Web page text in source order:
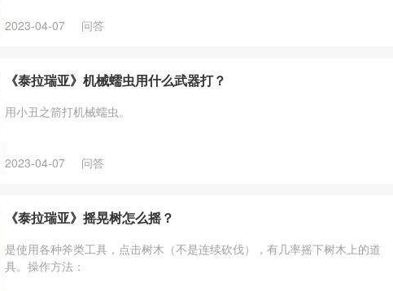
2023-04-07 问答
《泰拉瑞亚》机械蠕虫用什么武器打？
用小丑之箭打机械蠕虫。
2023-04-07 问答
《泰拉瑞亚》摇晃树怎么摇？
是使用各种斧类工具，点击树木（不是连续砍伐），有几率摇下树木上的道
具。操作方法：